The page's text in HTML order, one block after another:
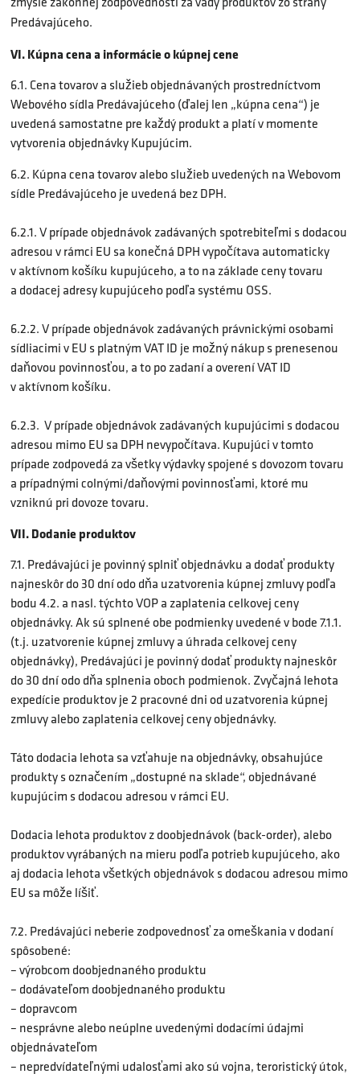
Predávajúceho.
VI. Kúpna cena a informácie o kúpnej cene
6.1. Cena tovarov a služieb objednávaných prostredníctvom
Webového sídla Predávajúceho (ďalej len „kúpna cena“) je
uvedená samostatne pre každý produkt a platí v momente
vytvorenia objednávky Kupujúcim.
6.2. Kúpna cena tovarov alebo služieb uvedených na Webovom
sídle Predávajúceho je uvedená bez DPH.
6.2.1. V prípade objednávok zadávaných spotrebiteľmi s dodacou
adresou v rámci EU sa konečná DPH vypočítava automaticky
v aktívnom košíku kupujúceho, a to na základe ceny tovaru
a dodacej adresy kupujúceho podľa systému OSS.
6.2.2. V prípade objednávok zadávaných právnickými osobami
sídliacimi v EU s platným VAT ID je možný nákup s prenesenou
daňovou povinnosťou, a to po zadaní a overení VAT ID
v aktívnom košíku.
6.2.3. V prípade objednávok zadávaných kupujúcimi s dodacou
adresou mimo EU sa DPH nevypočítava. Kupujúci v tomto
prípade zodpovedá za všetky výdavky spojené s dovozom tovaru
a prípadnými colnými/daňovými povinnosťami, ktoré mu
vzniknú pri dovoze tovaru.
VII. Dodanie produktov
7.1. Predávajúci je povinný splniť objednávku a dodať produkty
najneskôr do 30 dní odo dňa uzatvorenia kúpnej zmluvy podľa
bodu 4.2. a nasl. týchto VOP a zaplatenia celkovej ceny
objednávky. Ak sú splnené obe podmienky uvedené v bode 7.1.1.
(t.j. uzatvorenie kúpnej zmluvy a úhrada celkovej ceny
objednávky), Predávajúci je povinný dodať produkty najneskôr
do 30 dní odo dňa splnenia oboch podmienok. Zvyčajná lehota
expedície produktov je 2 pracovné dni od uzatvorenia kúpnej
zmluvy alebo zaplatenia celkovej ceny objednávky.
Táto dodacia lehota sa vzťahuje na objednávky, obsahujúce
produkty s označením „dostupné na sklade“, objednávané
kupujúcim s dodacou adresou v rámci EU.
Dodacia lehota produktov z doobjednávok (back-order), alebo
produktov vyrábaných na mieru podľa potrieb kupujúceho, ako
aj dodacia lehota všetkých objednávok s dodacou adresou mimo
EU sa môže líšiť.
7.2. Predávajúci neberie zodpovednosť za omeškania v dodaní
spôsobené:
– výrobcom doobjednaného produktu
– dodávateľom doobjednaného produktu
– dopravcom
– nesprávne alebo neúplne uvedenými dodacími údajmi
objednávateľom
– nepredvídateľnými udalosťami ako sú vojna, teroristický útok,